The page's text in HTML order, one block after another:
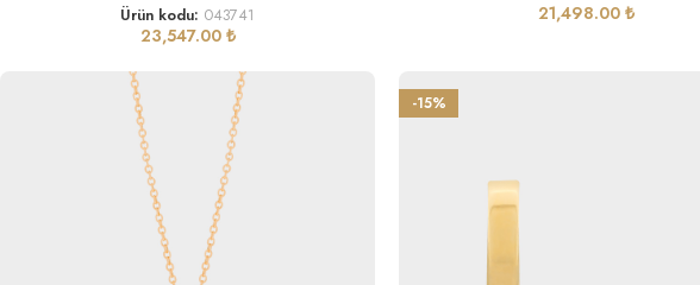
Ürün kodu: 043741
23,547.00 ₺
21,498.00 ₺
-15%